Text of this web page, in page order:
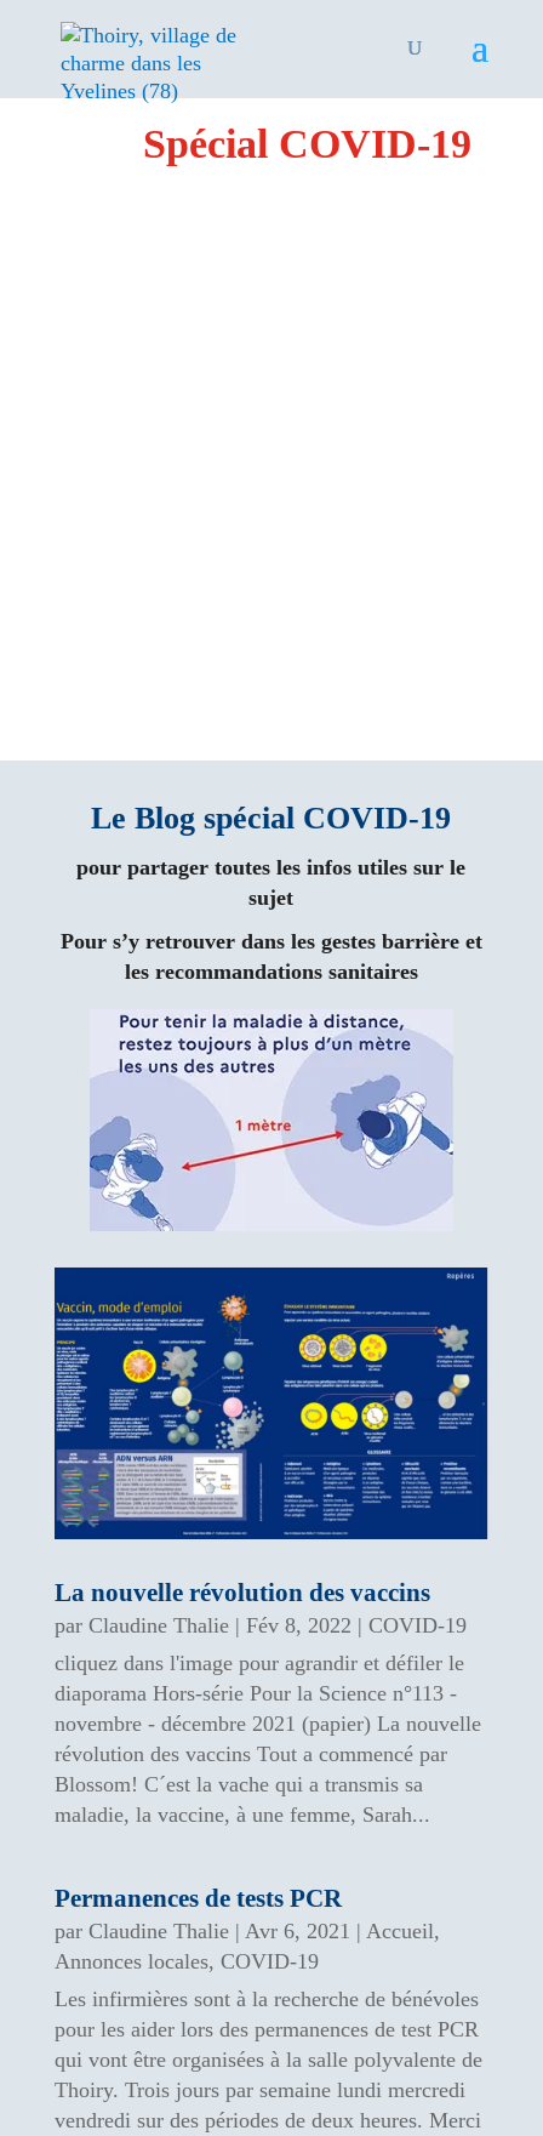
Spécial COVID-19
Le Blog spécial COVID-19
pour partager toutes les infos utiles sur le
sujet
Pour s’y retrouver dans les gestes barrière et
les recommandations sanitaires
La nouvelle révolution des vaccins
par Claudine Thalie| Fév 8, 2022 | COVID-19
cliquez dans l'image pour agrandir et défiler le
diaporama Hors-série Pour la Science n°113 -
novembre - décembre 2021 (papier) La nouvelle
révolution des vaccins Tout a commencé par
Blossom! C´est la vache qui a transmis sa
maladie, la vaccine, à une femme, Sarah...
Permanences de tests PCR
par Claudine Thalie| Avr 6, 2021 | Accueil,
Annonces locales, COVID-19
Les infirmières sont à la recherche de bénévoles
pour les aider lors des permanences de test PCR
qui vont être organisées à la salle polyvalente de
Thoiry. Trois jours par semaine lundi mercredi
vendredi sur des périodes de deux heures. Merci